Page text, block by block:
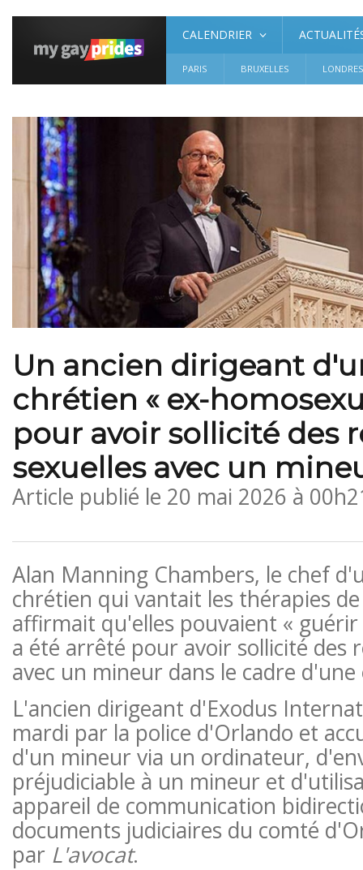
CALENDRIER
PARIS BRUXELLES LONDRES
Un ancien dirigeant
chrétien « ex-
pour avoir sollicité des
sexuelles avec un
Article publié le 20 mai 2026 à
Alan Manning Chambers, le chef
chrétien qui vantait les thérapies
affirmait qu'elles pouvaient «
a été arrêté pour avoir sollicité des
avec un mineur dans le cadre
L'ancien dirigeant d'Exodus
mardi par la police d'Orlando et
d'un mineur via un ordinateur,
préjudiciable à un mineur et
appareil de communication
documents judiciaires du comté
par L'avocat.